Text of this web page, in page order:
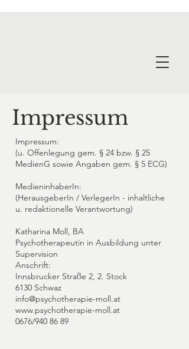
Impressum
Impressum:
(u. Offenlegung gem. § 24 bzw. § 25
MedienG sowie Angaben gem. § 5 ECG)
MedieninhaberIn:
(HerausgeberIn / VerlegerIn - inhaltliche
u. redaktionelle Verantwortung)
Katharina Moll, BA
Psychotherapeutin in Ausbildung unter
Supervision
Anschrift:
Innsbrucker Straße 2, 2. Stock
6130 Schwaz
info@psychotherapie-moll.at
www.psychotherapie-moll.at
0676/940 86 89